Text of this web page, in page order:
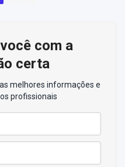
com a
certa
melhores informações e
profissionais